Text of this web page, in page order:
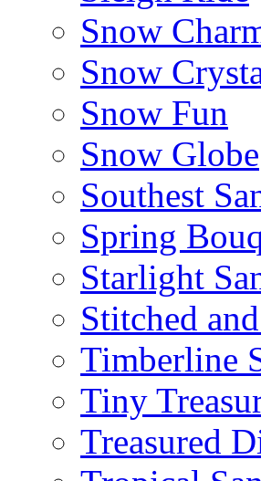
Snow
Snow
Snow Fun
Snow Globe
Southest
Spring
Starlight
Stitched
Timberline
Tiny
Treasured